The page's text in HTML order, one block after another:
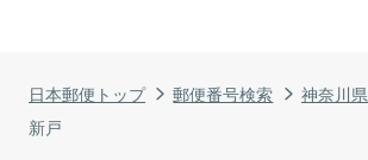
日本郵便トップ 郵便番号検索 神奈川県
新戸